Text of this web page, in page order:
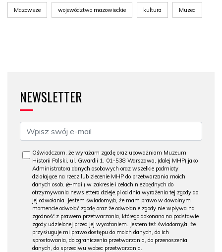
Mazowsze województwo mazowieckie kultura Muzea
NEWSLETTER
Oświadczam, że wyrażam zgodę oraz upoważniam Muzeum
Historii Polski, ul. Gwardii 1, 01-538 Warszawa, (dalej MHP) jako
Administratora danych osobowych oraz wszelkie podmioty
działające na rzecz lub zlecenie MHP do przetwarzania moich
danych osob. (e-mail) w zakresie i celach niezbędnych do
otrzymywania newslettera dzieje.pl od dnia wyrażenia tej zgody do
jej odwołania. Jestem świadomy/a, że mam prawo w dowolnym
momencie odwołać zgodę oraz że odwołanie zgody nie wpływa na
zgodność z prawem przetwarzania, którego dokonano na podstawie
zgody udzielonej przed jej wycofaniem. Jestem też świadomy/a, że
przysługuje mi prawo dostępu do moich danych, do ich
sprostowania, do ograniczenia przetwarzania, do przenoszenia
danych, do sprzeciwu wobec przetwarzania.